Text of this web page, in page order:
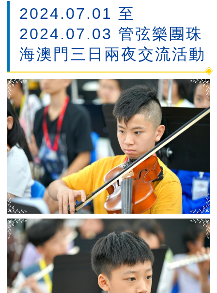
2024.07.01 至
2024.07.03 管弦樂團珠
海澳門三日兩夜交流活動